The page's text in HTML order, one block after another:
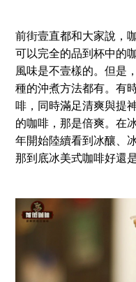
前街壹直都和大家說，
可以完全的品到杯中的
風味是不壹樣的。但是
種的沖煮方法都有。有
啡，同時滿足清爽與提
的咖啡，那是倍爽。在
年開始陸續看到冰釀、
那到底冰美式咖啡好還